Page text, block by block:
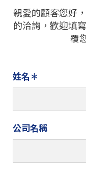
親愛的顧客您好
的洽詢，歡迎填
覆
姓名
公司名稱